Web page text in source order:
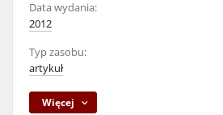
Data wydania:
2012
Typ zasobu:
artykuł
Więcej